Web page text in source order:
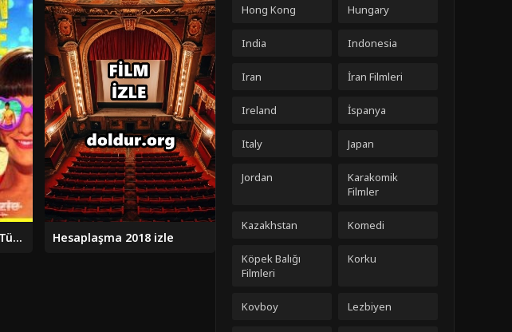
İtalya Tatili 2014 Filmi Türkçe Dublaj Altyazılı Full izle Hesaplaşma 2018 izle
Hong Kong Hungary
India Indonesia
Iran İran Filmleri
Ireland İspanya
Italy Japan
Jordan
Karakomik
Filmler
Kazakhstan Komedi
Köpek Balığı
Filmleri
Korku
Kovboy Lezbiyen